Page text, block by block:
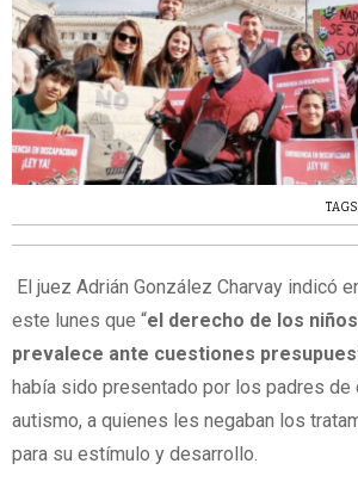
El juez Adrián González Charvay indicó
este lunes que “el derecho de los
prevalece ante cuestiones
había sido presentado por los padres de
autismo, a quienes les negaban los
para su estímulo y desarrollo.